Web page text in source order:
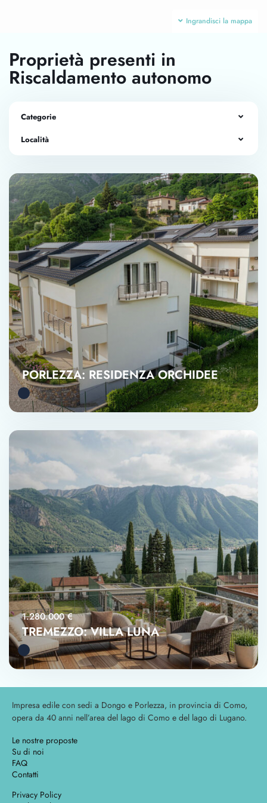
Ingrandisci la mappa
Proprietà presenti in
Riscaldamento autonomo
Categorie
Località
PORLEZZA: RESIDENZA ORCHIDEE
1.280.000 €
TREMEZZO: VILLA LUNA
Impresa edile con sedi a Dongo e Porlezza, in provincia di Como,
opera da 40 anni nell’area del lago di Como e del lago di Lugano.
Le nostre proposte
Su di noi
FAQ
Contatti
Privacy Policy